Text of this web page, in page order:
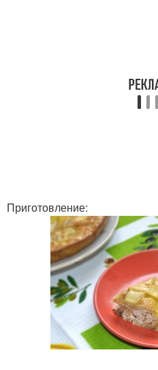
Приготовление: